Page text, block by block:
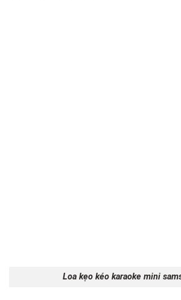
Loa kẹo kéo karaoke mini